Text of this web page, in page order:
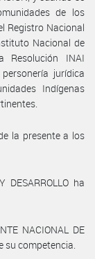
de los
Registro Nacional
Nacional de
Resolución INAI
jurídica
Indígenas
la presente a los
DESARROLLO ha
NACIONAL DE
su competencia.